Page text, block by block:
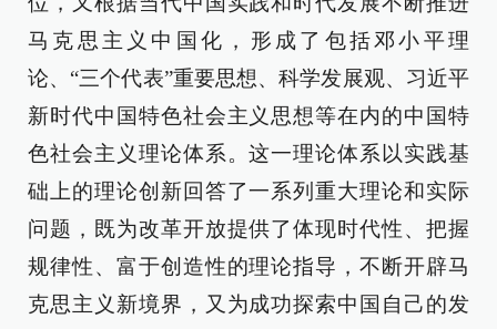
马克思主义中国化，形成了包括邓小平理
论、“三个代表”重要思想、科学发展观、习近平
新时代中国特色社会主义思想等在内的中国特
色社会主义理论体系。这一理论体系以实践基
础上的理论创新回答了一系列重大理论和实际
问题，既为改革开放提供了体现时代性、把握
规律性、富于创造性的理论指导，不断开辟马
克思主义新境界，又为成功探索中国自己的发